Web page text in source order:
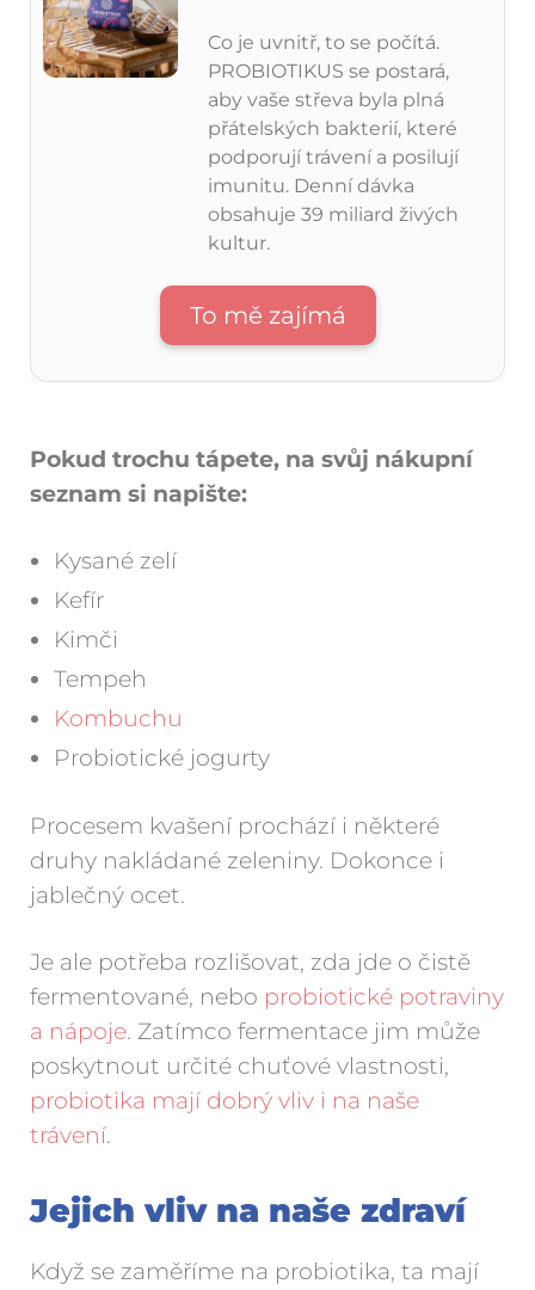
Co je uvnitř, to se počítá.
PROBIOTIKUS se postará,
aby vaše střeva byla plná
přátelských bakterií, které
podporují trávení a posilují
imunitu. Denní dávka
obsahuje 39 miliard živých
kultur.
To mě zajímá
Pokud trochu tápete, na svůj nákupní
seznam si napište:
Kysané zelí
Kefír
Kimči
Tempeh
Kombuchu
Probiotické jogurty
Procesem kvašení prochází i některé
druhy nakládané zeleniny. Dokonce i
jablečný ocet.
Je ale potřeba rozlišovat, zda jde o čistě
fermentované, nebo probiotické potraviny
a nápoje. Zatímco fermentace jim může
poskytnout určité chuťové vlastnosti,
probiotika mají dobrý vliv i na naše
trávení.
Jejich vliv na naše zdraví
Když se zaměříme na probiotika, ta mají